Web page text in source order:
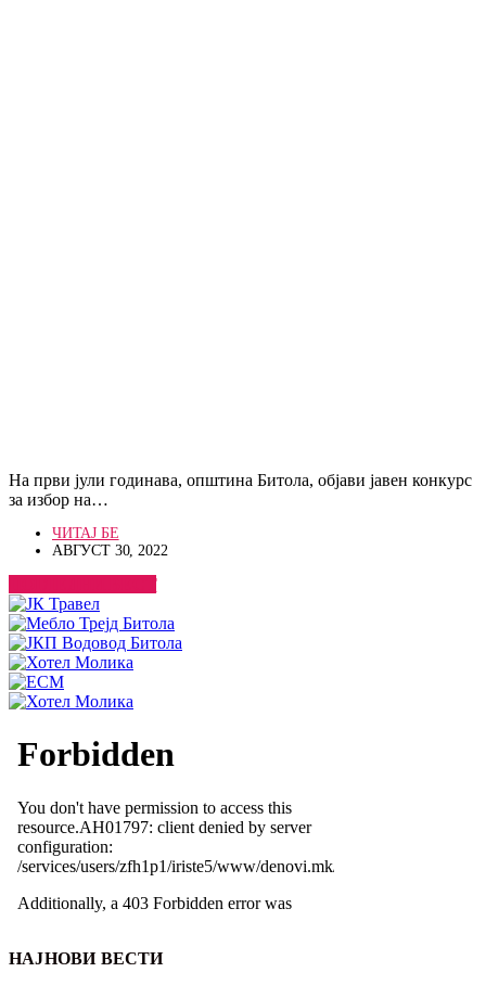
На први јули годинава, општина Битола, објави јавен конкурс
за избор на…
ЧИТАЈ БЕ
АВГУСТ 30, 2022
ПОГЛЕДНИ ВЕСТ
НАЈНОВИ ВЕСТИ